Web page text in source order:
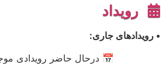
رویداد
• رویدادهای جاری:
📅 درحال حاضر رویدادی